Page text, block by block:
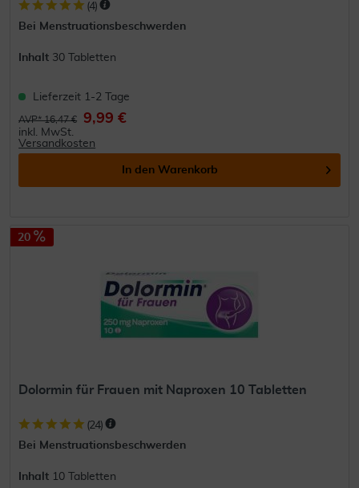
(4)
Bei Menstruationsbeschwerden
Inhalt 30 Tabletten
Lieferzeit 1-2 Tage
AVP* 16,47 € 9,99 €
inkl. MwSt.
Versandkosten
In den Warenkorb
20
Dolormin für Frauen mit Naproxen 10 Tabletten
(24)
Bei Menstruationsbeschwerden
Inhalt 10 Tabletten